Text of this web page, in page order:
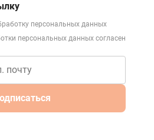
персональных данных
персональных данных согласен